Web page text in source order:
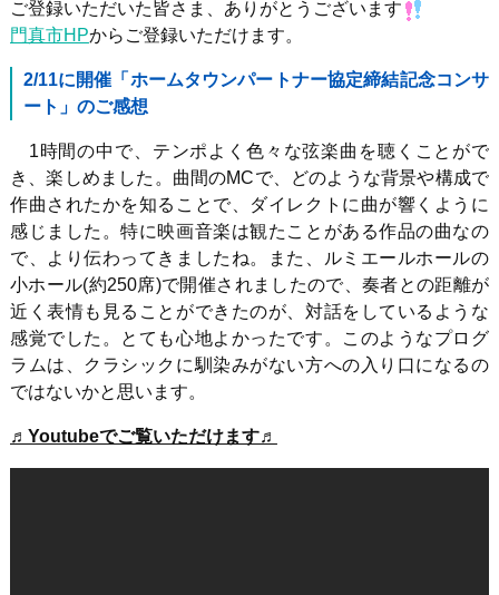
ご登録いただいた皆さま、ありがとうございます
門真市HPからご登録いただけます。
2/11に開催「ホームタウンパートナー協定締結記念コンサ
ート」のご感想
1時間の中で、テンポよく色々な弦楽曲を聴くことがで
き、楽しめました。曲間のMCで、どのような背景や構成で
作曲されたかを知ることで、ダイレクトに曲が響くように
感じました。特に映画音楽は観たことがある作品の曲なの
で、より伝わってきましたね。また、ルミエールホールの
小ホール(約250席)で開催されましたので、奏者との距離が
近く表情も見ることができたのが、対話をしているような
感覚でした。とても心地よかったです。このようなプログ
ラムは、クラシックに馴染みがない方への入り口になるの
ではないかと思います。
♬Youtubeでご覧いただけます♬